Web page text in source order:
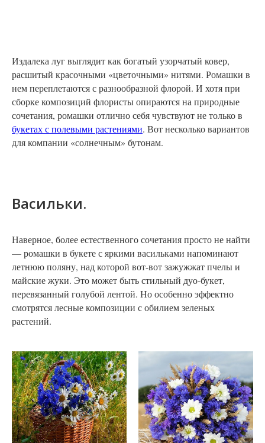
Издалека луг выглядит как богатый узорчатый ковер,
расшитый красочными «цветочными» нитями. Ромашки в
нем переплетаются с разнообразной флорой. И хотя при
сборке композиций флористы опираются на природные
сочетания, ромашки отлично себя чувствуют не только в
букетах с полевыми растениями. Вот несколько вариантов
для компании «солнечным» бутонам.
Васильки.
Наверное, более естественного сочетания просто не найти
— ромашки в букете с яркими васильками напоминают
летнюю поляну, над которой вот-вот зажужжат пчелы и
майские жуки. Это может быть стильный дуо-букет,
перевязанный голубой лентой. Но особенно эффектно
смотрятся лесные композиции с обилием зеленых
растений.